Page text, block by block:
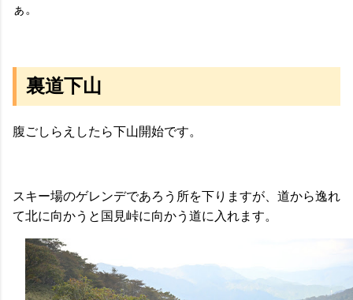
ぁ。
裏道下山
腹ごしらえしたら下山開始です。
スキー場のゲレンデであろう所を下りますが、道から逸れ
て北に向かうと国見峠に向かう道に入れます。